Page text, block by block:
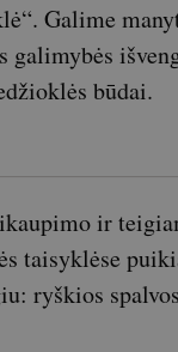
Galime
galimybės
būdai.
ir
taisyklėse
ryškios spalvos